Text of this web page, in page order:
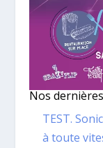
Nos
TEST.
à toute